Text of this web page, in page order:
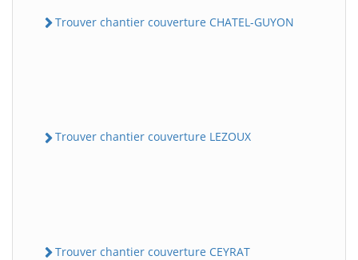
Trouver chantier couverture CHATEL-GUYON
Trouver chantier couverture LEZOUX
Trouver chantier couverture CEYRAT